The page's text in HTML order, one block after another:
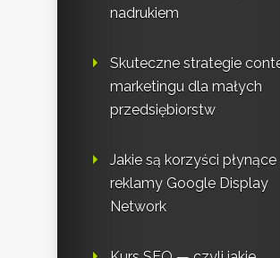
nadrukiem
Skuteczne strategie
marketingu dla małych
przedsiębiorstw
Jakie są korzyści płynące
reklamy Google Display
Network